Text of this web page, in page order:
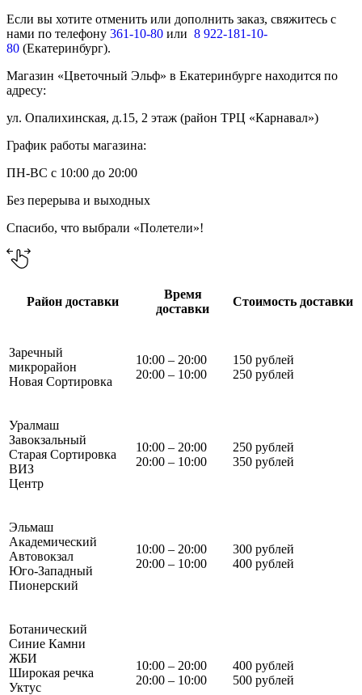
Если вы хотите отменить или дополнить заказ, свяжитесь с
нами по телефону 361-10-80 или 8 922-181-10-
80 (Екатеринбург).
Магазин «Цветочный Эльф» в Екатеринбурге находится по
адресу:
ул. Опалихинская, д.15, 2 этаж (район ТРЦ «Карнавал»)
График работы магазина:
ПН-ВС с 10:00 до 20:00
Без перерыва и выходных
Спасибо, что выбрали «Полетели»!
Район доставки
Время
доставки
Стоимость доставки
Заречный
микрорайон
Новая Сортировка
10:00 – 20:00
20:00 – 10:00
150 рублей
250 рублей
Уралмаш
Завокзальный
Старая Сортировка
ВИЗ
Центр
10:00 – 20:00
20:00 – 10:00
250 рублей
350 рублей
Эльмаш
Академический
Автовокзал
Юго-Западный
Пионерский
10:00 – 20:00
20:00 – 10:00
300 рублей
400 рублей
Ботанический
Синие Камни
ЖБИ
Широкая речка
Уктус
10:00 – 20:00
20:00 – 10:00
400 рублей
500 рублей